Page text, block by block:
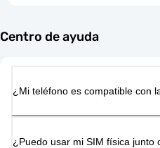
Centro de ayuda
¿Mi teléfono es compatible con
¿Puedo usar mi SIM física junto